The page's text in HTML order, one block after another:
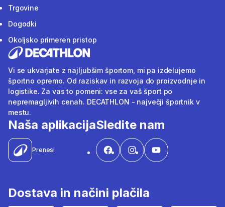
Trgovine
Dogodki
Okoljsko primeren pristop
Vi se ukvarjate z najljubšim športom, mi pa izdelujemo
športno opremo. Od raziskav in razvoja do proizvodnje in
logistike. Za vas to pomeni: vse za vaš šport po
nepremagljivih cenah. DECATHLON - največji športnik v
mestu.
Naša aplikacija
Prenesi
Sledite nam
Dostava in načini plačila